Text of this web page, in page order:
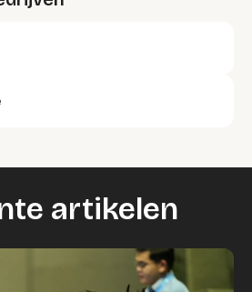
artikelen